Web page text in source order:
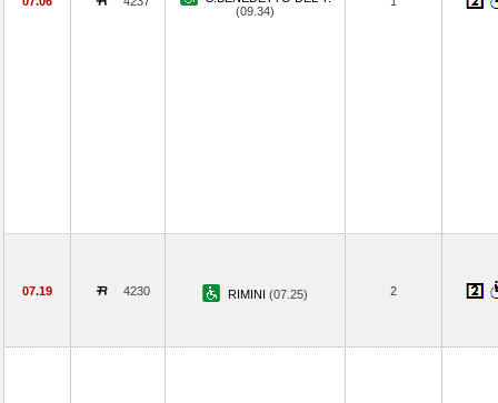
(09.34)
07.19 4230 RIMINI (07.25) 2